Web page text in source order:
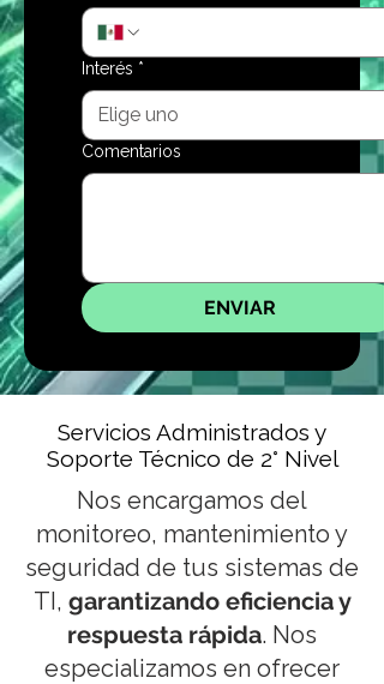
Interés *
Comentarios
ENVIAR
Servicios Administrados y
Soporte Técnico de 2° Nivel
Nos encargamos del
monitoreo, mantenimiento y
seguridad de tus sistemas de
TI, garantizando eficiencia y
respuesta rápida. Nos
especializamos en ofrecer